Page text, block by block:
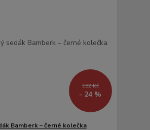
152 Kč
- 24 %
Bamberk – černé kolečka